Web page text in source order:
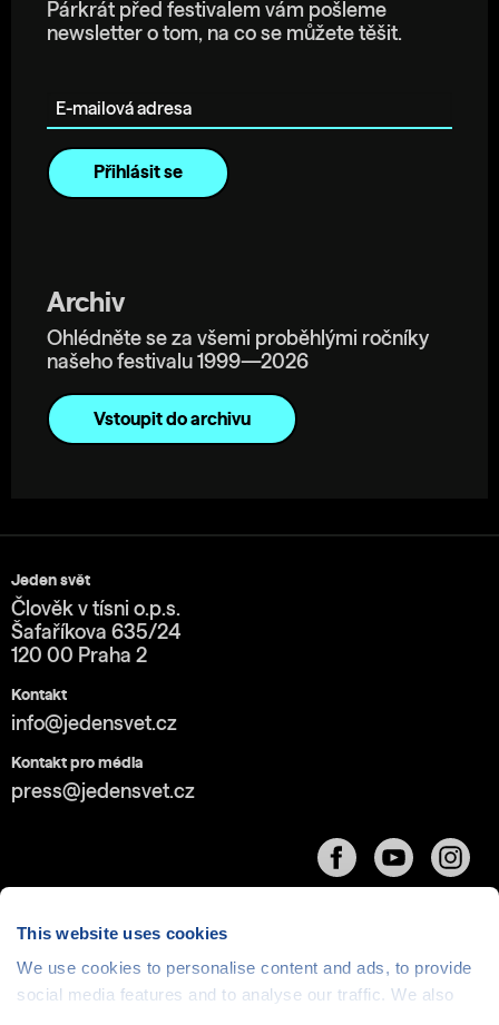
This website uses cookies
We use cookies to personalise content and ads, to provide
social media features and to analyse our traffic. We also
Párkrát před festivalem vám pošleme
newsletter o tom, na co se můžete těšit.
Archiv
Ohlédněte se za všemi proběhlými ročníky
našeho festivalu 1999—2026
Vstoupit do archivu
Jeden svět
Člověk v tísni o.p.s.
Šafaříkova 635/24
120 00 Praha 2
Kontakt
info@jedensvet.cz
Kontakt pro média
press@jedensvet.cz
Cookies| © 1999-2026 Člověk v tísni o.p.s., web běží